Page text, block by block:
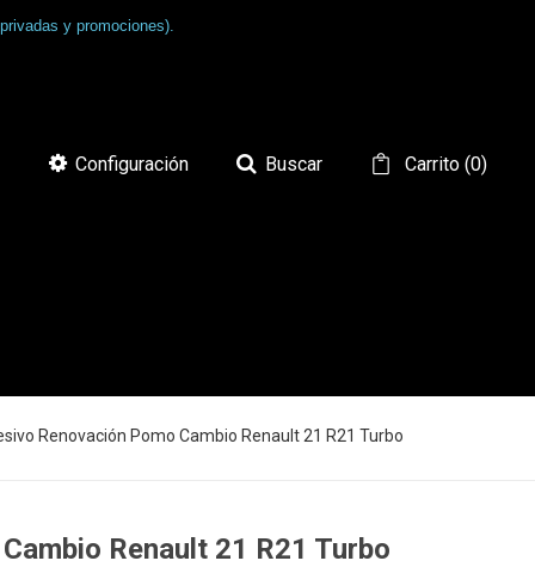
y promociones).
Carrito(0)
Buscar
Configuración
Renovación Pomo Cambio Renault 21 R21 Turbo
Renault 21 R21 Turbo